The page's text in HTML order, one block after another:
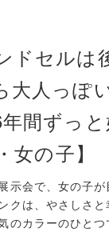
ドセルは
大人っぽ
間ずっ
女の子】
示会で、女の子
クは、やさしさと
のカラーのひと